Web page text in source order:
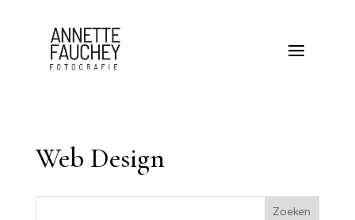
Web Design
Zoeken